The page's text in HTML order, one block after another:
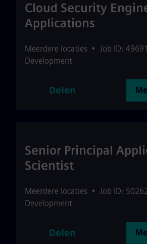
Cloud Security
Applications
Meerdere locaties • Job ID:
Development
Delen
Senior Principal
Scientist
Meerdere locaties • Job ID:
Development
Delen